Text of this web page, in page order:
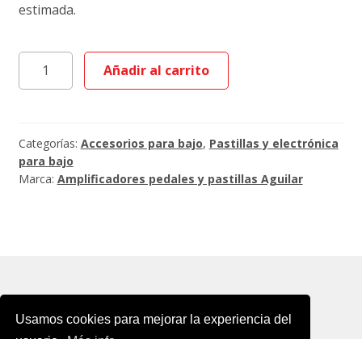
Usamos cookies para mejorar la experiencia del
estimada.
Aguilar
Super
Single
set
Añadir al carrito
Categorías: Accesorios para bajo, Pastillas y electrónica
para bajo
Marca: Amplificadores pedales y pastillas Aguilar